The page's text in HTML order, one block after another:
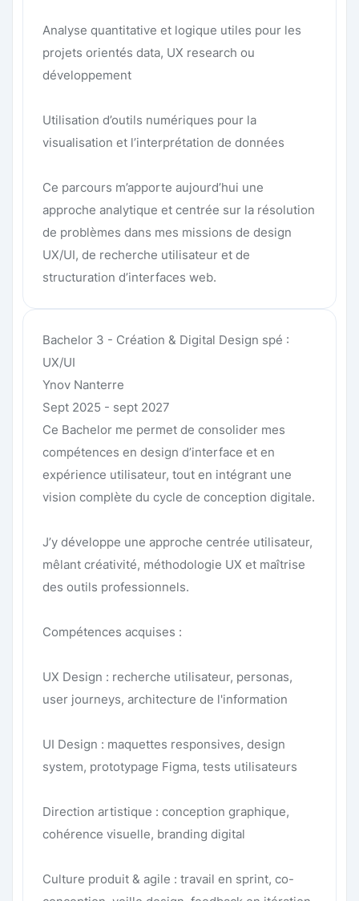
Analyse quantitative et logique utiles pour les
projets orientés data, UX research ou
développement
Utilisation d’outils numériques pour la
visualisation et l’interprétation de données
Ce parcours m’apporte aujourd’hui une
approche analytique et centrée sur la résolution
de problèmes dans mes missions de design
UX/UI, de recherche utilisateur et de
structuration d’interfaces web.
Bachelor 3 - Création & Digital Design spé :
UX/UI
Ynov Nanterre
Sept 2025 - sept 2027
Ce Bachelor me permet de consolider mes
compétences en design d’interface et en
expérience utilisateur, tout en intégrant une
vision complète du cycle de conception digitale.
J’y développe une approche centrée utilisateur,
mêlant créativité, méthodologie UX et maîtrise
des outils professionnels.
Compétences acquises :
UX Design : recherche utilisateur, personas,
user journeys, architecture de l'information
UI Design : maquettes responsives, design
system, prototypage Figma, tests utilisateurs
Direction artistique : conception graphique,
cohérence visuelle, branding digital
Culture produit & agile : travail en sprint, co-